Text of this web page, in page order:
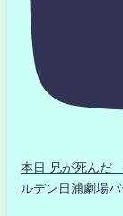
本日 兄が死ん
ルデン日浦劇場